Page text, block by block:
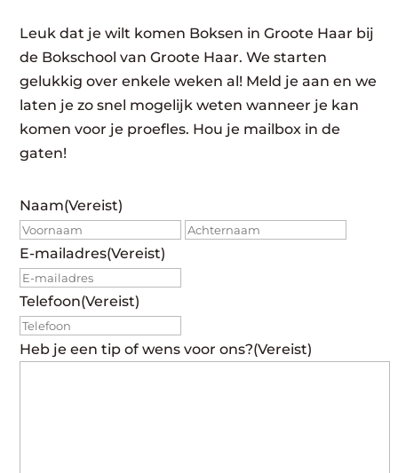
Leuk dat je wilt komen Boksen in Groote Haar bij
de Bokschool van Groote Haar. We starten
gelukkig over enkele weken al! Meld je aan en we
laten je zo snel mogelijk weten wanneer je kan
komen voor je proefles. Hou je mailbox in de
gaten!
Naam(Vereist)
Voornaam
E-mailadres(Vereist)
Telefoon(Vereist)
Heb je een tip of wens voor ons?(Vereist)